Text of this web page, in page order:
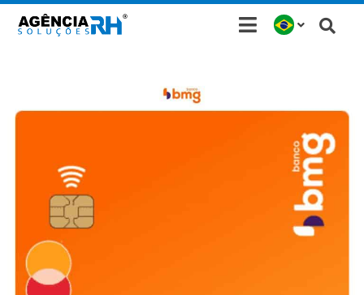
para